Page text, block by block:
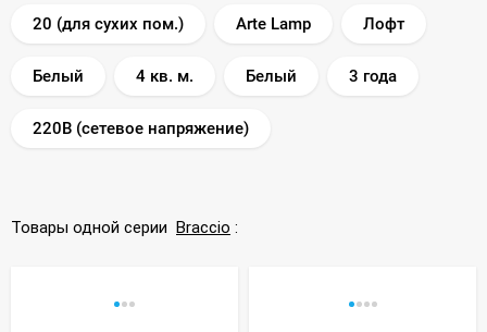
20 (для сухих пом.) Arte Lamp Лофт
Белый 4 кв. м. Белый 3 года
220В (сетевое напряжение)
Товары одной серии Braccio :